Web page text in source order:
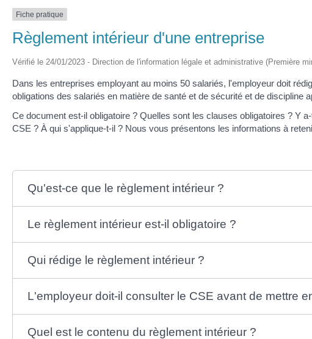
Fiche pratique
Règlement intérieur d'une entreprise
Vérifié le 24/01/2023 - Direction de l'information légale et administrative (Première
Dans les entreprises employant au moins 50 salariés, l'employeur doit
obligations des salariés en matière de santé et de sécurité et de discipline
Ce document est-il obligatoire ? Quelles sont les clauses obligatoires ? Y
CSE ? À qui s'applique-t-il ? Nous vous présentons les informations à
Qu'est-ce que le règlement intérieur ?
Le règlement intérieur est-il obligatoire ?
Qui rédige le règlement intérieur ?
L'employeur doit-il consulter le CSE avant de mettre
Quel est le contenu du règlement intérieur ?